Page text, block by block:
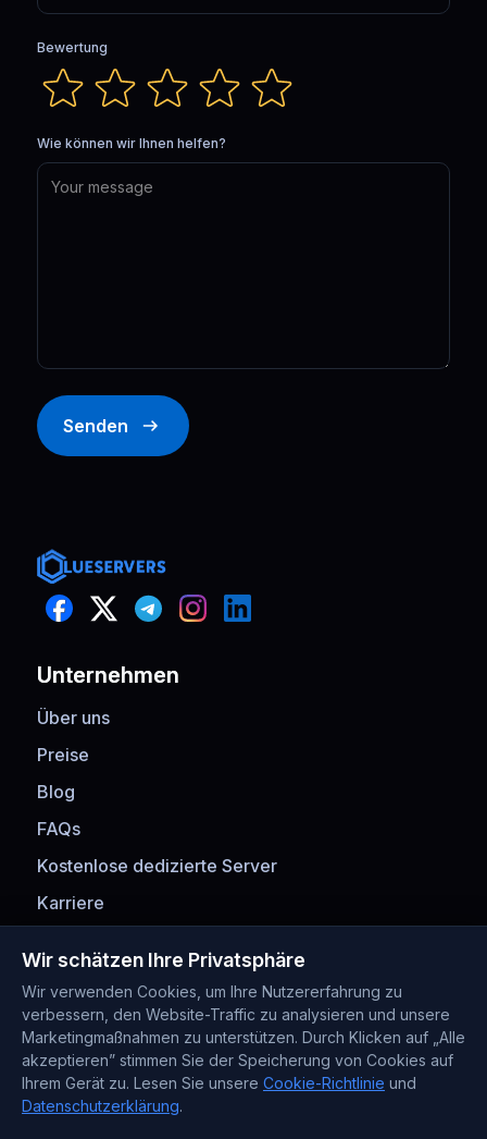
Bewertung
Wie können wir Ihnen helfen?
Senden
Unternehmen
Über uns
Preise
Blog
FAQs
Kostenlose dedizierte Server
Karriere
Zahlungsmethoden
Wir schätzen Ihre Privatsphäre
Wir verwenden Cookies, um Ihre Nutzererfahrung zu
verbessern, den Website-Traffic zu analysieren und unsere
Marketingmaßnahmen zu unterstützen. Durch Klicken auf „Alle
akzeptieren” stimmen Sie der Speicherung von Cookies auf
Ihrem Gerät zu. Lesen Sie unsere Cookie-Richtlinie und
Datenschutzerklärung.